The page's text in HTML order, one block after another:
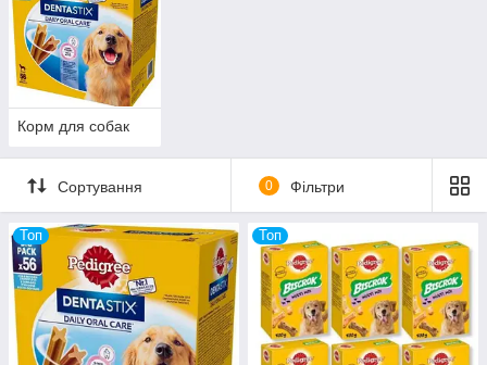
Корм для собак
Сортування 0 Фільтри
Топ Топ